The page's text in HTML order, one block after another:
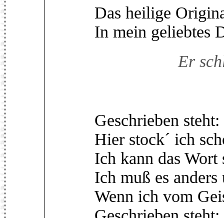
Das heilige
In mein geliebtes
Er
Geschrieben
Hier stock´ ich
Ich kann das Wort
Ich muß es anders
Wenn ich vom